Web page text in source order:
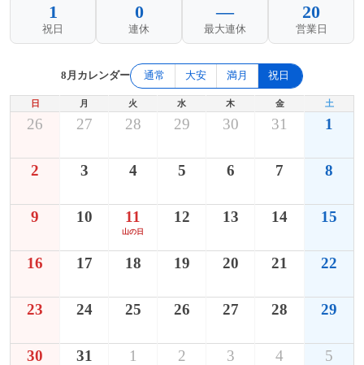
1
祝日
0
連休
—
最大連休
20
営業日
8月カレンダー 通常 大安 満月 祝日
日 月 火 水 木 金 土
26 27 28 29 30 31 1
2 3 4 5 6 7 8
9 10 11
山の日
12 13 14 15
16 17 18 19 20 21 22
23 24 25 26 27 28 29
30 31 1 2 3 4 5